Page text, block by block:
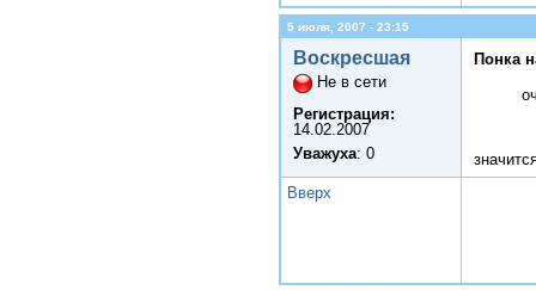
5 июля, 2007 - 23:15
Воскресшая
Не в сети
Регистрация:
14.02.2007
Уважуха: 0
Понка
Вверх